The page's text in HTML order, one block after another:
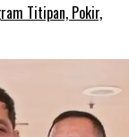
Titipan, Pokir,